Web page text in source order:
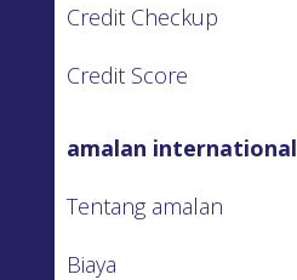
Credit Checkup
Credit Score
amalan international
Tentang amalan
Biaya